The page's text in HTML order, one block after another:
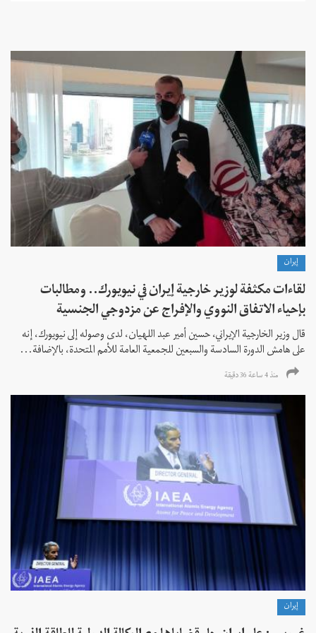
إيران
لقاءات مكثفة لوزير خارجية إيران في نيويورك.. ومطالبات
بإحياء الاتفاق النووي والإفراج عن مزدوجي الجنسية
قال وزير الخارجية الإيراني، حسين أمير عبد اللهيان، لدى وصوله إلى نيويورك، إنه
على هامش الدورة السادسة والسبعين للجمعية العامة للأمم المتحدة، بالإضافة...
منذ 4 ساعة 36 دقیقة
إيران